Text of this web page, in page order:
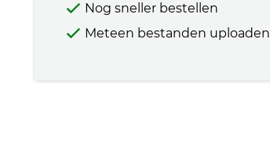
Nog sneller bestellen
Meteen bestanden uploaden